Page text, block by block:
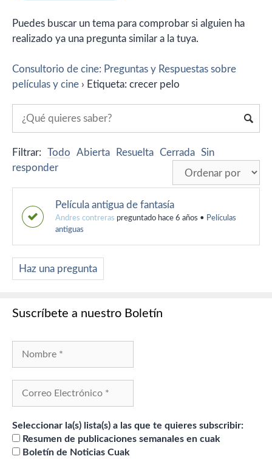
Puedes buscar un tema para comprobar si alguien ha
realizado ya una pregunta similar a la tuya.
Consultorio de cine: Preguntas y Respuestas sobre
películas y cine › Etiqueta: crecer pelo
Filtrar: Todo Abierta Resuelta Cerrada Sin
responder
Película antigua de fantasía
Andres contreras preguntado hace 6 años • Películas
antiguas
Haz una pregunta
Suscríbete a nuestro Boletín
Seleccionar la(s) lista(s) a las que te quieres subscribir:
Resumen de publicaciones semanales en cuak
Boletín de Noticias Cuak